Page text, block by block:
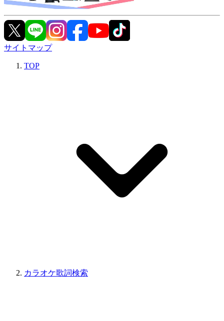
サイトマップ
TOP
カラオケ歌詞検索